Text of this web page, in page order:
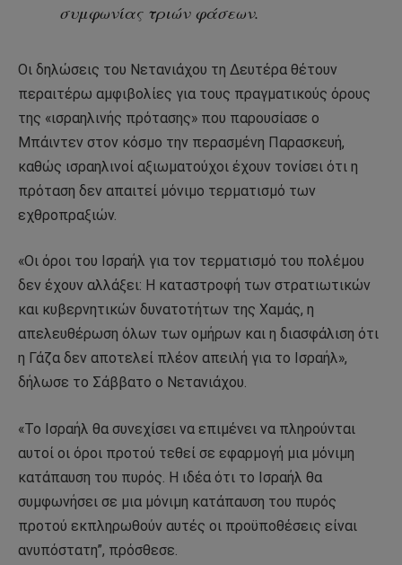
συμφωνίας τριών φάσεων.
Οι δηλώσεις του Νετανιάχου τη Δευτέρα θέτουν
περαιτέρω αμφιβολίες για τους πραγματικούς όρους
της «ισραηλινής πρότασης» που παρουσίασε ο
Μπάιντεν στον κόσμο την περασμένη Παρασκευή,
καθώς ισραηλινοί αξιωματούχοι έχουν τονίσει ότι η
πρόταση δεν απαιτεί μόνιμο τερματισμό των
εχθροπραξιών.
«Οι όροι του Ισραήλ για τον τερματισμό του πολέμου
δεν έχουν αλλάξει: Η καταστροφή των στρατιωτικών
και κυβερνητικών δυνατοτήτων της Χαμάς, η
απελευθέρωση όλων των ομήρων και η διασφάλιση ότι
η Γάζα δεν αποτελεί πλέον απειλή για το Ισραήλ»,
δήλωσε το Σάββατο ο Νετανιάχου.
«Το Ισραήλ θα συνεχίσει να επιμένει να πληρούνται
αυτοί οι όροι προτού τεθεί σε εφαρμογή μια μόνιμη
κατάπαυση του πυρός. Η ιδέα ότι το Ισραήλ θα
συμφωνήσει σε μια μόνιμη κατάπαυση του πυρός
προτού εκπληρωθούν αυτές οι προϋποθέσεις είναι
ανυπόστατη”, πρόσθεσε.